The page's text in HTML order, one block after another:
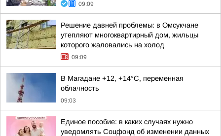
09:09
Решение давней проблемы: в Омсукчане
утепляют многоквартирный дом, жильцы
которого жаловались на холод
09:09
В Магадане +12, +14°C, переменная
облачность
09:03
Единое пособие: в каких случаях нужно
уведомлять Соцфонд об изменении данных